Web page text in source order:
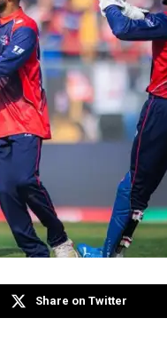
Share on Twitter